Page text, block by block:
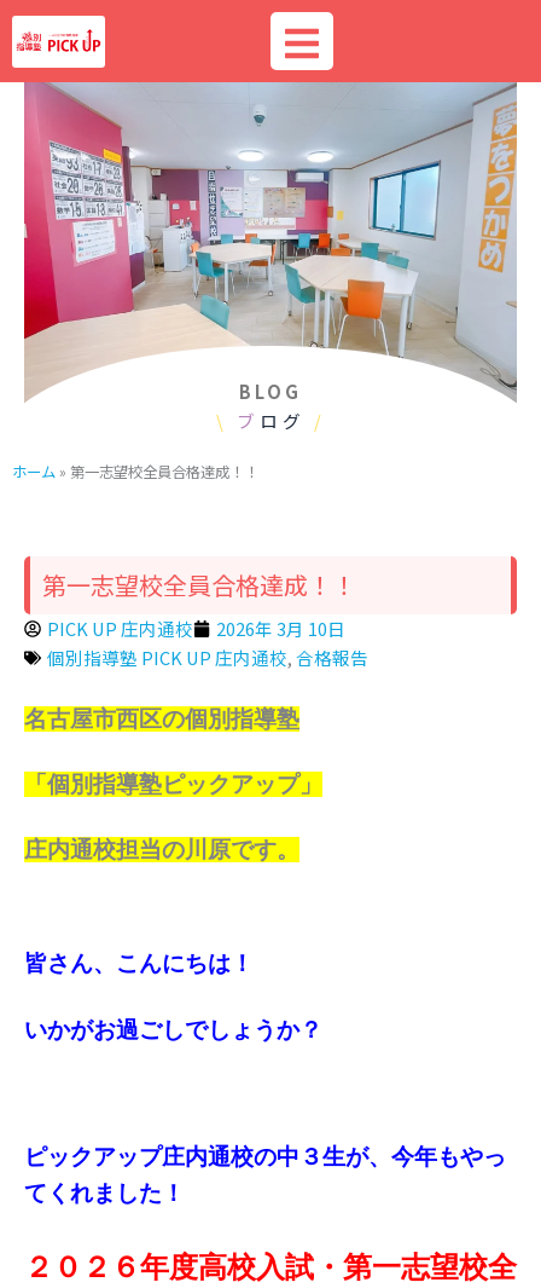
内
容
を
BLOG
\
ブ ログ /
ホーム » 第一志望校全員合格達成！！
第一志望校全員合格達成！！
PICK UP 庄内通校
2026年 3月 10日
個別指導塾 PICK UP 庄内通校,合格報告
名古屋市西区の個別指導塾
「個別指導塾ピックアップ」
庄内通校担当の川原です。
皆さん、こんにちは！
いかがお過ごしでしょうか？
ピックアップ庄内通校の中３生が、今年もやっ
てくれました！
２０２６年度高校入試・第一志望校全